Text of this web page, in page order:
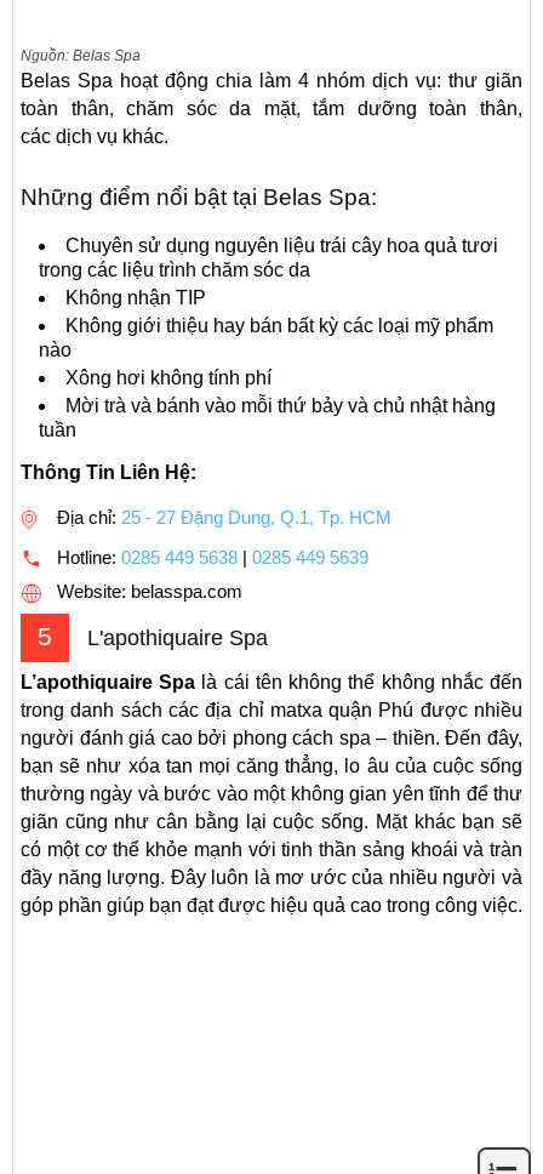
Nguồn: Belas Spa
Belas Spa hoạt động chia làm 4 nhóm dịch vụ: thư giãn
toàn thân, chăm sóc da mặt, tắm dưỡng toàn thân,
các dịch vụ khác.
Những điểm nổi bật tại Belas Spa:
Chuyên sử dụng nguyên liệu trái cây hoa quả tươi
trong các liệu trình chăm sóc da
Không nhận TIP
Không giới thiệu hay bán bất kỳ các loại mỹ phẩm
nào
Xông hơi không tính phí
Mời trà và bánh vào mỗi thứ bảy và chủ nhật hàng
tuần
Thông Tin Liên Hệ:
Địa chỉ: 25 - 27 Đặng Dung, Q.1, Tp. HCM
Hotline: 0285 449 5638 | 0285 449 5639
Website: belasspa.com
5 L'apothiquaire Spa
L’apothiquaire Spa là cái tên không thể không nhắc đến
trong danh sách các địa chỉ matxa quận Phú được nhiều
người đánh giá cao bởi phong cách spa – thiền. Đến đây,
bạn sẽ như xóa tan mọi căng thẳng, lo âu của cuộc sống
thường ngày và bước vào một không gian yên tĩnh để thư
giãn cũng như cân bằng lại cuộc sống. Mặt khác bạn sẽ
có một cơ thể khỏe mạnh với tinh thần sảng khoái và tràn
đầy năng lượng. Đây luôn là mơ ước của nhiều người và
góp phần giúp bạn đạt được hiệu quả cao trong công việc.